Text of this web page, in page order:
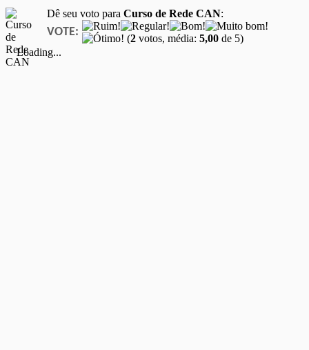
Dê seu voto para Curso de Rede CAN:
VOTE: (2 votos, média: 5,00 de 5)
Loading...